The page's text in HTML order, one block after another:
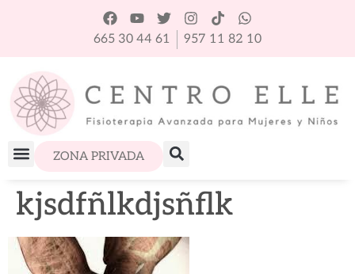
665 30 44 61 957 11 82 10
ZONA PRIVADA
kjsdfñlkdjsñflk